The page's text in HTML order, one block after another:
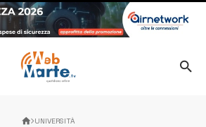
UNIVERSITÀ